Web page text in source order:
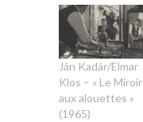
Ján Kadár/Elmar
Klos – « Le Miroir
aux alouettes »
(1965)